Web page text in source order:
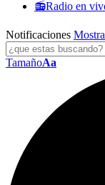
📻Radio en
Notificaciones
TamañoAa